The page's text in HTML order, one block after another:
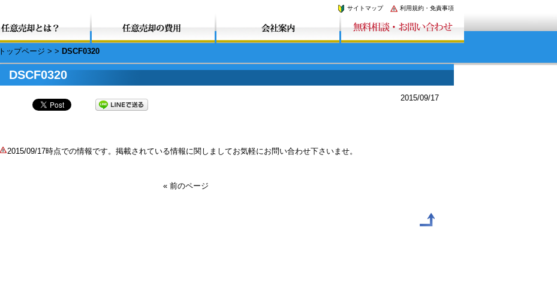
利用規約・免責事項
サイトマップ
トップページ > > DSCF0320
DSCF0320
2015/09/17
2015/09/17時点での情報です。掲載されている情報に関しましてお気軽にお問い合わせ下さいませ。
« 前のページ